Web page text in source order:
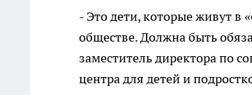
- Это дети, которые живут в
обществе. Должна быть
заместитель директора по
центра для детей и